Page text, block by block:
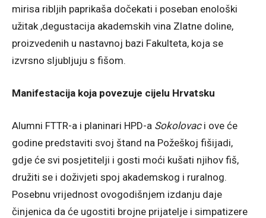
mirisa ribljih paprikaša dočekati i poseban enološki
užitak ,degustacija akademskih vina Zlatne doline,
proizvedenih u nastavnoj bazi Fakulteta, koja se
izvrsno sljubljuju s fišom.
Manifestacija koja povezuje cijelu Hrvatsku
Alumni FTTR-a i planinari HPD-a Sokolovaci ove će
godine predstaviti svoj štand na Požeškoj fišijadi,
gdje će svi posjetitelji i gosti moći kušati njihov fiš,
družiti se i doživjeti spoj akademskog i ruralnog.
Posebnu vrijednost ovogodišnjem izdanju daje
činjenica da će ugostiti brojne prijatelje i simpatizere